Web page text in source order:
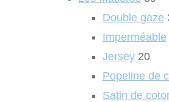
Double gaze
Imperméable
Jersey 20
Popeline de
Satin de